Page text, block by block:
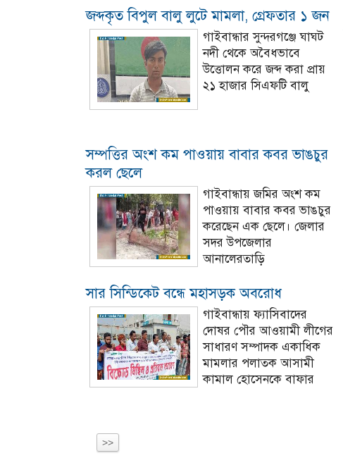
জব্দকৃত বিপুল বালু লুটে মামলা, গ্রেফতার ১ জন
গাইবান্ধার সুন্দরগঞ্জে ঘাঘট
নদী থেকে অবৈধভাবে
উত্তোলন করে জব্দ করা প্রায়
২১ হাজার সিএফটি বালু
সম্পত্তির অংশ কম পাওয়ায় বাবার কবর ভাঙচুর
করল ছেলে
গাইবান্ধায় জমির অংশ কম
পাওয়ায় বাবার কবর ভাঙচুর
করেছেন এক ছেলে। জেলার
সদর উপজেলার
আনালেরতাড়ি
সার সিন্ডিকেট বন্ধে মহাসড়ক অবরোধ
গাইবান্ধায় ফ্যাসিবাদের
দোষর পৌর আওয়ামী লীগের
সাধারণ সম্পাদক একাধিক
মামলার পলাতক আসামী
কামাল হোসেনকে বাফার
>>